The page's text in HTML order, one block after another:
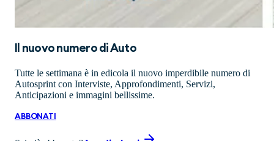
Il nuovo numero diAuto
Tutte le settimana è in edicola il nuovo imperdibile numero di
Autosprint con Interviste, Approfondimenti, Servizi,
Anticipazioni e immagini bellissime.
ABBONATI